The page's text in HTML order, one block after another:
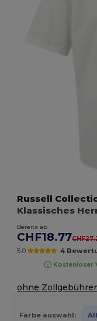
Russell
Klassisches
Bereits ab
CHF18.77
5.0 4
Kostenloser
ohne
Farbe auswahl: